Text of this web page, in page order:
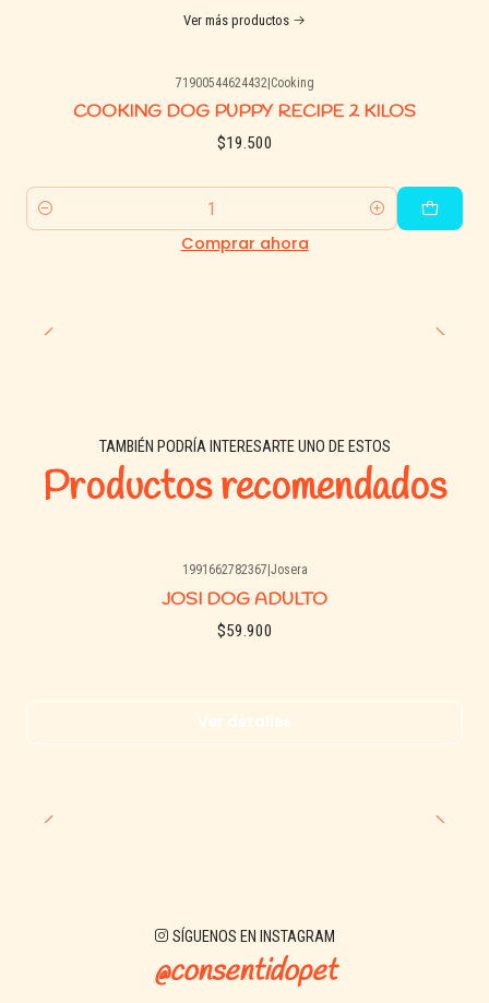
Ver más productos
71900544624432| Cooking
COOKING DOG PUPPY RECIPE 2 KILOS
$19.500
Cantidad
Comprar ahora
TAMBIÉN PODRÍA INTERESARTE UNO DE ESTOS
Productos recomendados
1991662782367 Josera
JOSI DOG ADULTO
$59.900
Ver detalles
SÍGUENOS EN INSTAGRAM
@consentidopet